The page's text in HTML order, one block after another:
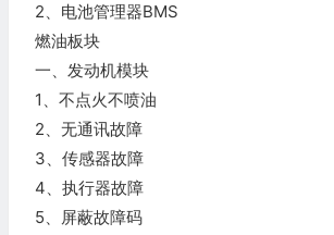
2、电池管理器BMS
燃油板块
一、发动机模块
1、不点火不喷油
2、无通讯故障
3、传感器故障
4、执行器故障
5、屏蔽故障码